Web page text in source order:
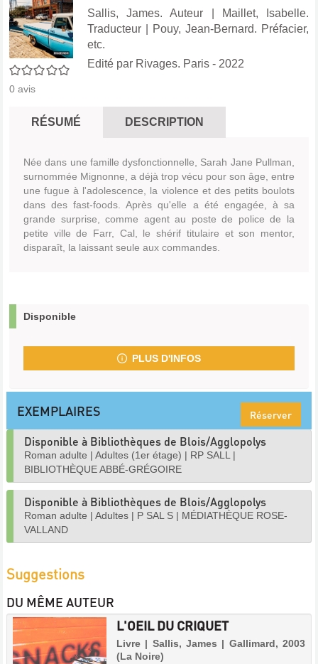
0/5
0 avis
Sallis, James. Auteur
Maillet, Isabelle.
Traducteur
Pouy, Jean-Bernard. Préfacier,
etc.
Edité par Rivages. Paris - 2022
RÉSUMÉ DESCRIPTION
Née dans une famille dysfonctionnelle, Sarah Jane Pullman,
surnommée Mignonne, a déjà trop vécu pour son âge, entre
une fugue à l'adolescence, la violence et des petits boulots
dans des fast-foods. Après qu'elle a été engagée, à sa
grande surprise, comme agent au poste de police de la
petite ville de Farr, Cal, le shérif titulaire et son mentor,
disparaît, la laissant seule aux commandes.
Disponible
PLUS D'INFOS
EXEMPLAIRES Réserver
Disponible à Bibliothèques de Blois/Agglopolys
Roman adulte | Adultes (1er étage) | RP SALL |
BIBLIOTHÈQUE ABBÉ-GRÉGOIRE
Disponible à Bibliothèques de Blois/Agglopolys
Roman adulte | Adultes | P SAL S | MÉDIATHÈQUE ROSE-
VALLAND
Suggestions
DU MÊME AUTEUR
L'OEIL DU CRIQUET
Livre | Sallis, James | Gallimard, 2003
(La Noire)